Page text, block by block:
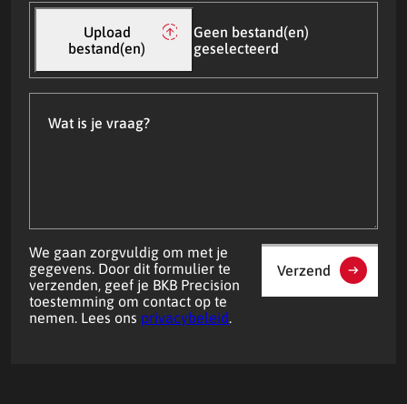
Upload
bestand(en)
Geen bestand(en)
geselecteerd
Upload
bestand(en)
We gaan zorgvuldig om met je
gegevens. Door dit formulier te
verzenden, geef je BKB Precision
toestemming om contact op te
nemen. Lees ons privacybeleid.
Verzend